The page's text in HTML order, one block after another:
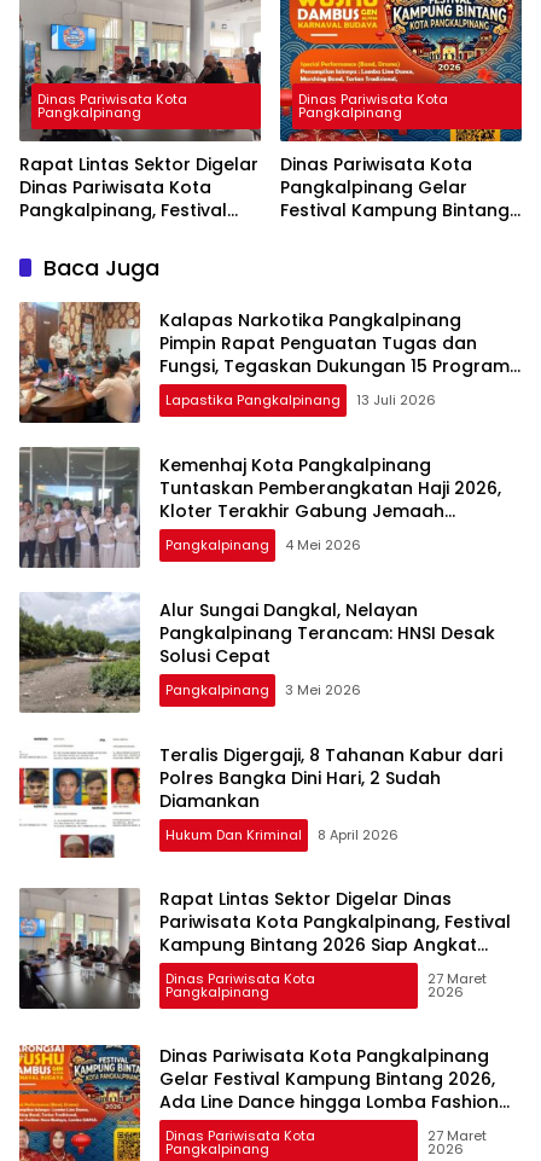
Dinas Pariwisata Kota
Pangkalpinang
Rapat Lintas Sektor Digelar
Dinas Pariwisata Kota
Pangkalpinang, Festival
Siap Angkat Budaya
Cengbeng di
Pangkalpinang
Dinas Pariwisata Kota
Pangkalpinang
Dinas Pariwisata Kota
Pangkalpinang Gelar
Festival Kampung Bintang
Baca Juga
Kalapas Narkotika Pangkalpinang
Pimpin Rapat Penguatan Tugas dan
Fungsi, Tegaskan Dukungan 15 Program
Aksi Kementerian
Lapastika Pangkalpinang 13 Juli 2026
Kemenhaj Kota Pangkalpinang
Tuntaskan Pemberangkatan Haji 2026,
Kloter Terakhir Gabung Jemaah
Palembang
Pangkalpinang 4 Mei 2026
Alur Sungai Dangkal, Nelayan
Pangkalpinang Terancam: HNSI Desak
Solusi Cepat
Pangkalpinang 3 Mei 2026
Teralis Digergaji, 8 Tahanan Kabur dari
Polres Bangka Dini Hari, 2 Sudah
Diamankan
Hukum Dan Kriminal 8 April 2026
Rapat Lintas Sektor Digelar Dinas
Pariwisata Kota Pangkalpinang, Festival
Kampung Bintang 2026 Siap Angkat
Budaya Cengbeng di Pangkalpinang
Dinas Pariwisata Kota
Pangkalpinang
27 Maret
2026
Dinas Pariwisata Kota Pangkalpinang
Gelar Festival Kampung Bintang 2026,
Ada Line Dance hingga Lomba Fashion
Show
Dinas Pariwisata Kota
Pangkalpinang
27 Maret
2026